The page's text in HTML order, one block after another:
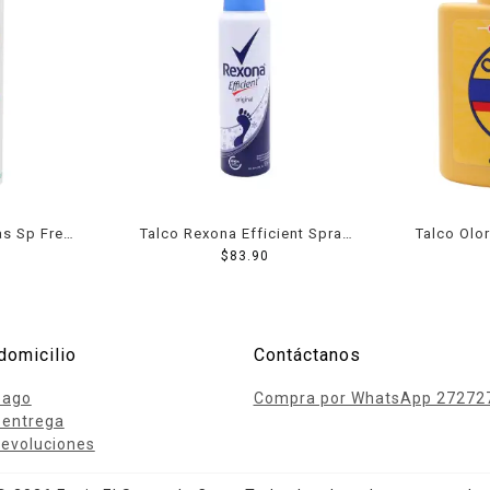
Sp Fresh
Talco Rexona Efficient Spray
153 Ml
$ 83.90
Talco
Contáctanos
Compra por WhatsApp